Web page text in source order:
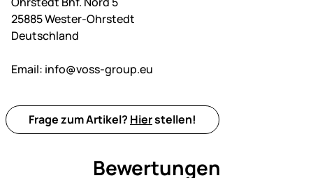
25885 Wester-Ohrstedt
Deutschland
Email: info@voss-group.eu
Frage zum Artikel? Hierstellen!
Bewertungen